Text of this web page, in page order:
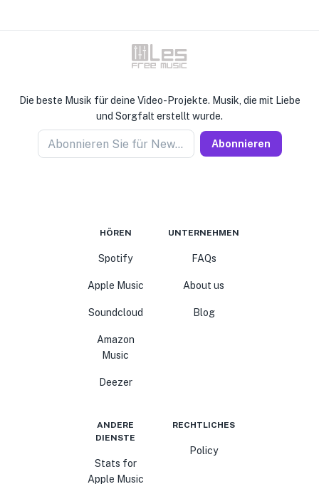
Die beste Musik für deine Video-Projekte. Musik, die mit Liebe
und Sorgfalt erstellt wurde.
Abonnieren Sie für Newseller Abonnieren
HÖREN
Spotify
Apple Music
Soundcloud
Amazon
Music
Deezer
UNTERNEHMEN
FAQs
About us
Blog
ANDERE
DIENSTE
Stats for
Apple Music
RECHTLICHES
Policy